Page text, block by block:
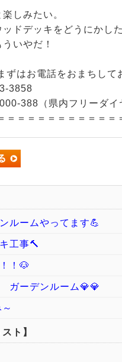
しみたい。
ドデッキをどうにかした
いやだ！
ずはお電話をおまちして
3858
（県内フリーダイ
＝＝＝＝＝＝＝＝＝＝＝
ルームやってます💪
工事🔨
！🐶
ガーデンルーム💎💎
ト】